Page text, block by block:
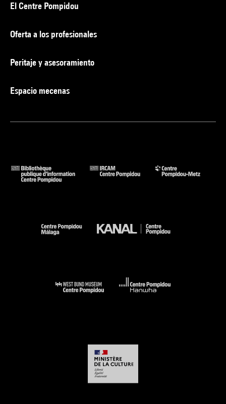
El Centre Pompidou
Oferta a los profesionales
Peritaje y asesoramiento
Espacio mecenas